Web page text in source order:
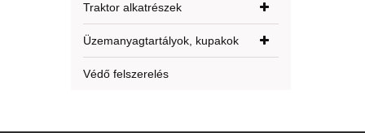
Traktor alkatrészek
Üzemanyagtartályok, kupakok
Védő felszerelés